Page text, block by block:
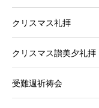
クリスマス礼拝
クリスマス讃美夕礼拝
受難週祈祷会